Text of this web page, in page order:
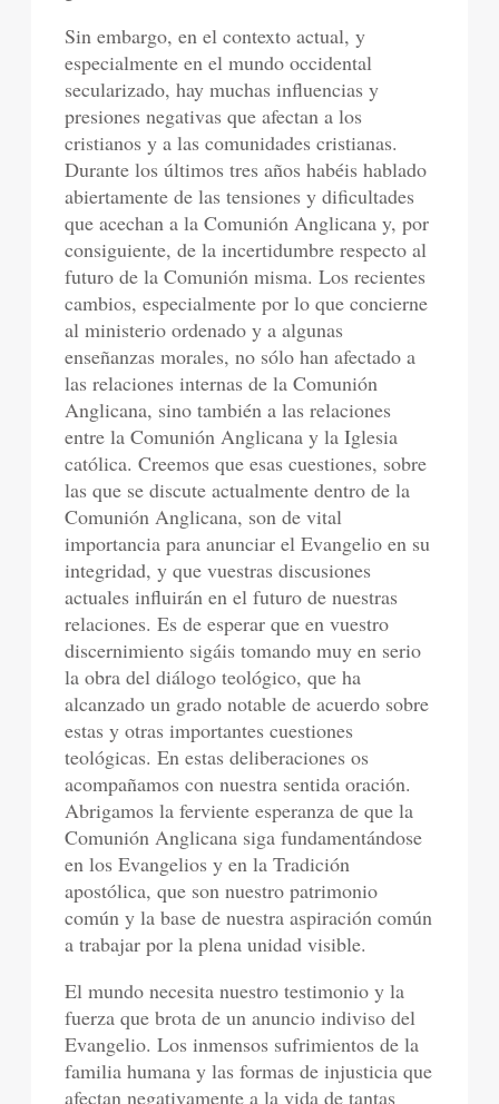
Sin embargo, en el contexto actual, y
especialmente en el mundo occidental
secularizado, hay muchas influencias y
presiones negativas que afectan a los
cristianos y a las comunidades cristianas.
Durante los últimos tres años habéis hablado
abiertamente de las tensiones y dificultades
que acechan a la Comunión Anglicana y, por
consiguiente, de la incertidumbre respecto al
futuro de la Comunión misma. Los recientes
cambios, especialmente por lo que concierne
al ministerio ordenado y a algunas
enseñanzas morales, no sólo han afectado a
las relaciones internas de la Comunión
Anglicana, sino también a las relaciones
entre la Comunión Anglicana y la Iglesia
católica. Creemos que esas cuestiones, sobre
las que se discute actualmente dentro de la
Comunión Anglicana, son de vital
importancia para anunciar el Evangelio en su
integridad, y que vuestras discusiones
actuales influirán en el futuro de nuestras
relaciones. Es de esperar que en vuestro
discernimiento sigáis tomando muy en serio
la obra del diálogo teológico, que ha
alcanzado un grado notable de acuerdo sobre
estas y otras importantes cuestiones
teológicas. En estas deliberaciones os
acompañamos con nuestra sentida oración.
Abrigamos la ferviente esperanza de que la
Comunión Anglicana siga fundamentándose
en los Evangelios y en la Tradición
apostólica, que son nuestro patrimonio
común y la base de nuestra aspiración común
a trabajar por la plena unidad visible.
El mundo necesita nuestro testimonio y la
fuerza que brota de un anuncio indiviso del
Evangelio. Los inmensos sufrimientos de la
familia humana y las formas de injusticia que
afectan negativamente a la vida de tantas